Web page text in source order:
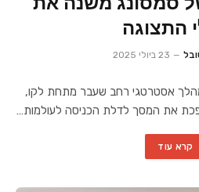
התצוגה
23 ביולי 2025
אסטרטגי רחב שעבר מתחת לקו,
את המסך לדלת הכניסה לעולמות…
קרא עוד